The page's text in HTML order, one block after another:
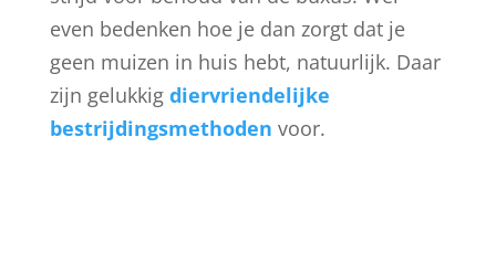
even bedenken hoe je dan zorgt dat je
geen muizen in huis hebt, natuurlijk. Daar
zijn gelukkig diervriendelijke
bestrijdingsmethoden voor.